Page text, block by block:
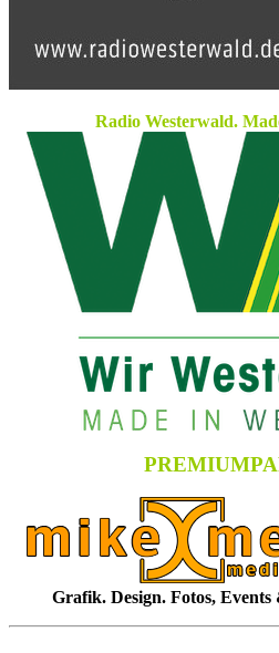
Radio Westerwald.
Grafik. Design. Fotos, Events